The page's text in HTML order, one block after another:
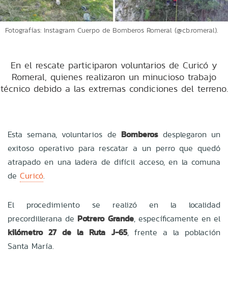
Fotografías: Instagram Cuerpo de Bomberos Romeral (@cb.romeral).
En el rescate participaron voluntarios de Curicó y
Romeral, quienes realizaron un minucioso trabajo
técnico debido a las extremas condiciones del terreno.
Esta semana, voluntarios de Bomberosdesplegaron un
exitoso operativo para rescatar a un perro que quedó
atrapado en una ladera de difícil acceso, en la comuna
de Curicó.
El procedimiento se realizó en la localidad
precordillerana de Potrero Grande, específicamente en el
kilómetro 27 de la Ruta J-65, frente a la población
Santa María.